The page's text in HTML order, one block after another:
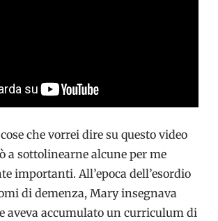
che vorrei dire su questo video
a sottolinearne alcune per me
importanti. All’epoca dell’esordio
di demenza, Mary insegnava
aveva accumulato un curriculum di